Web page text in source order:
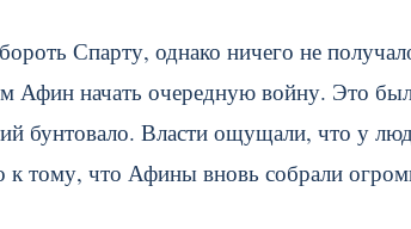
Спарту, однако ничего не
Афин начать очередную войну. Это
бунтовало. Власти ощущали, что у
к тому, что Афины вновь собрали